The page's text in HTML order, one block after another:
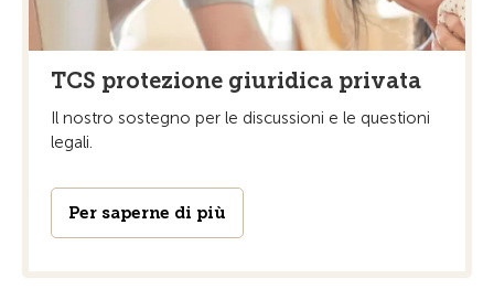
TCS protezione giuridica privata
Il nostro sostegno per le discussioni e le questioni
legali.
Per saperne di più